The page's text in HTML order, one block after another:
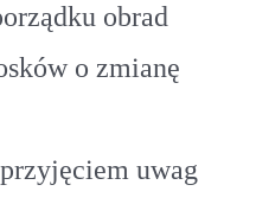
obrad
o zmianę
uwag